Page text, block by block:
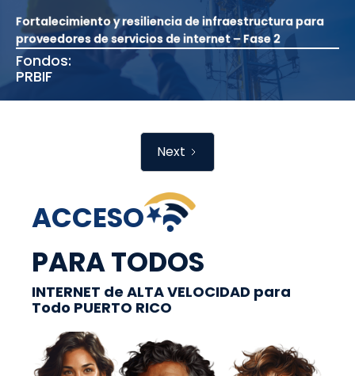
Fortalecimiento y resiliencia de infraestructura para
proveedores de servicios de internet – Fase 2
Fondos:
PRBIF
Next
ACCESO
PARA TODOS
INTERNET de ALTA VELOCIDAD para
Todo PUERTO RICO